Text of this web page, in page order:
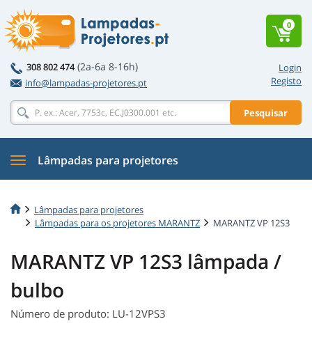
Login
Registo
308 802 474 (2a-6a 8-16h)
info@lampadas-projetores.pt
Pesquisar
0
Lâmpadas para projetores
Lâmpadas para projetores
Lâmpadas para os projetores MARANTZ
MARANTZ VP 12S3
MARANTZ VP 12S3 lâmpada /
bulbo
Número de produto: LU-12VPS3